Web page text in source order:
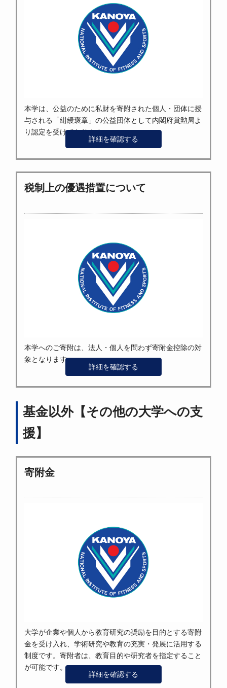
本学は、公益のために私財を寄附された個人・団体に授
与される「紺綬褒章」の公益団体として内閣府賞勲局よ
り認定を受けております。
詳細を確認する
税制上の優遇措置について
本学へのご寄附は、法人・個人を問わず寄附金控除の対
象となります。
詳細を確認する
基金以外【その他の大学への支
援】
寄附金
大学が企業や個人から教育研究の奨励を目的とする寄附
金を受け入れ、学術研究や教育の充実・発展に活用する
制度です。寄附者は、教育目的や研究者を指定すること
が可能です。
詳細を確認する